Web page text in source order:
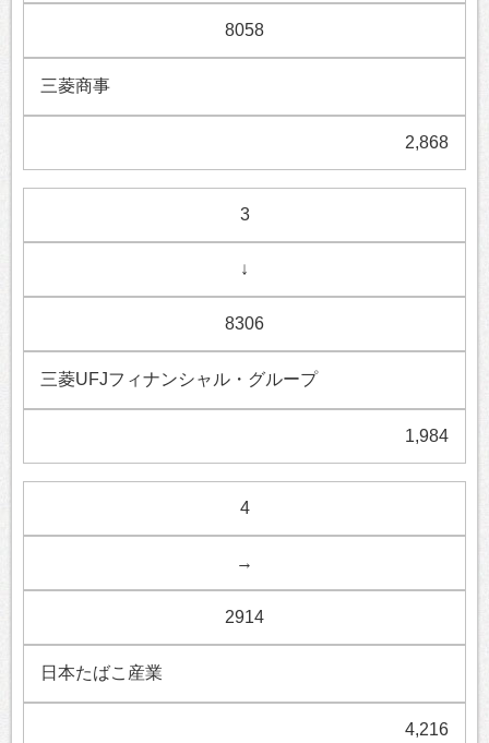
8058
三菱商事
2,868
3
↓
8306
三菱UFJフィナンシャル・グループ
1,984
4
→
2914
日本たばこ産業
4,216